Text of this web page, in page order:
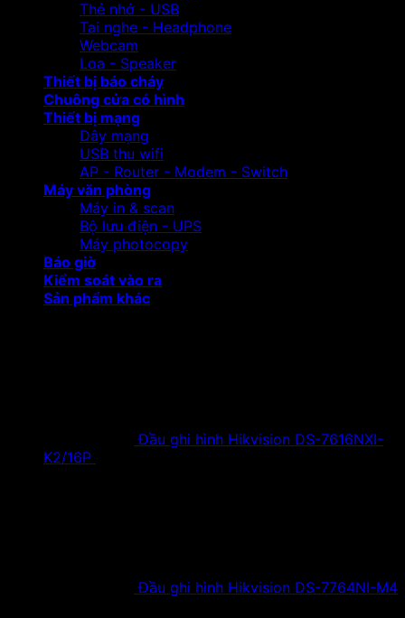
Thẻ nhớ - USB
Tai nghe - Headphone
Webcam
Loa - Speaker
Thiết bị báo cháy
Chuông cửa có hình
Thiết bị mạng
Dây mạng
USB thu wifi
AP - Router - Modem - Switch
Máy văn phòng
Máy in & scan
Bộ lưu điện - UPS
Máy photocopy
Báo giờ
Kiểm soát vào ra
Sản phẩm khác
Đầu ghi hình Hikvision DS-7616NXI-
K2/16P
Đầu ghi hình Hikvision DS-7764NI-M4